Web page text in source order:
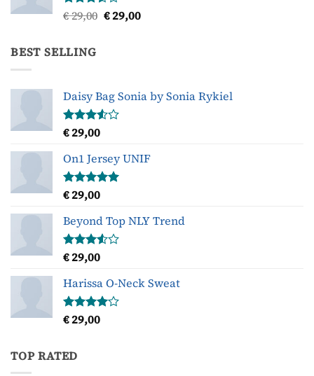
Gewaardeerd
uit
€29,00 Oorspronkelijke
€29,00Huidige
BEST SELLING
Daisy Bag Sonia by Sonia Rykiel
Gewaardeerd
uit
5
€29,00
On1 Jersey UNIF
Gewaardeerd
uit 5
€29,00
Beyond Top NLY Trend
Gewaardeerd
uit
5
€29,00
Harissa O-Neck Sweat
Gewaardeerd
uit
€29,00
TOP RATED